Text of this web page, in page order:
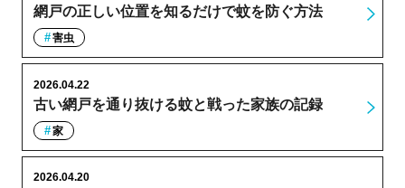
網戸の正しい位置を知るだけで蚊を防ぐ方法
害虫
古い網戸を通り抜ける蚊と戦った家族の記録
2026.04.22
家
2026.04.20